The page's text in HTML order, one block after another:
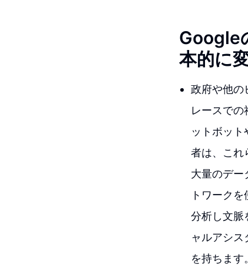
Google
本的に
政府や他の
レースでの
ットボッ
者は、これ
大量のデー
トワーク
分析し文脈
ャルアシ
を持ちま